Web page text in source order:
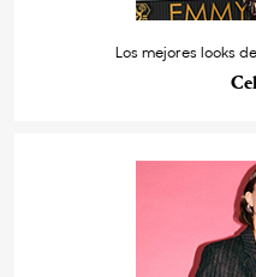
Los mejores looks